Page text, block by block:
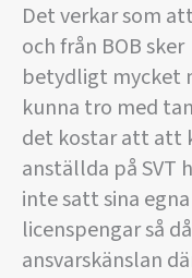
Det verkar som
och från BOB sker
betydligt mycket
kunna tro med
det kostar att att
anställda på SVT
inte satt sina
licenspengar så
ansvarskänslan